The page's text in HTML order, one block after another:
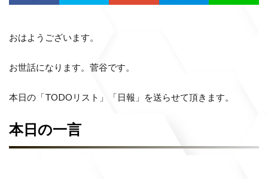
おはようございます。
お世話になります。菅谷です。
本日の「TODOリスト」「日報」を送らせて頂きます。
本日の一言